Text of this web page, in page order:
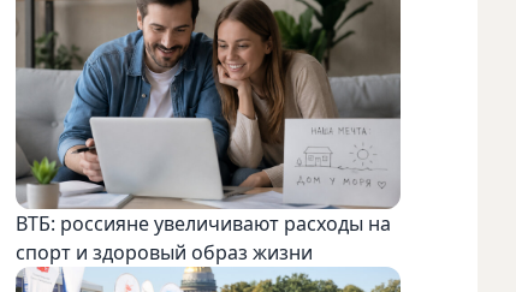
ВТБ: россияне увеличивают расходы на
спорт и здоровый образ жизни